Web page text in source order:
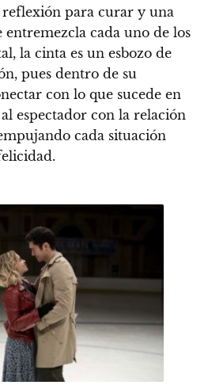
para curar y una
cada uno de los
la cinta es un esbozo de
pues dentro de su
con lo que sucede en
espectador con la relación
cada situación